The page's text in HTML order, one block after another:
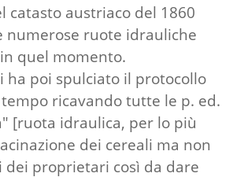
catasto austriaco del 1860
numerose ruote idrauliche
quel momento.
ha poi spulciato il protocollo
ricavando tutte le p. ed.
[ruota idraulica, per lo più
dei cereali ma non
dei proprietari così da dare